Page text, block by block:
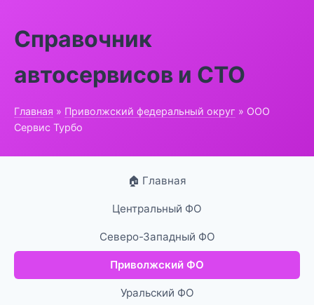
Справочник
автосервисов и СТО
Главная » Приволжский федеральный округ » ООО
Сервис Турбо
🏠 Главная
Центральный ФО
Северо-Западный ФО
Приволжский ФО
Уральский ФО